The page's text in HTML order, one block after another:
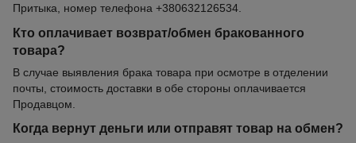
Притыка, номер телефона +380632126534.
Кто оплачивает возврат/обмен бракованного
товара?
В случае выявления брака товара при осмотре в отделении
почты, стоимость доставки в обе стороны оплачивается
Продавцом.
Когда вернут деньги или отправят товар на обмен?